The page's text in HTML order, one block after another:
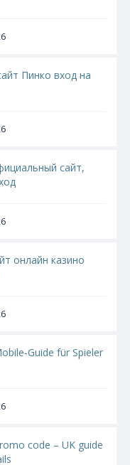
Пинко вход на
сайт,
онлайн казино
für Spieler
code – UK guide